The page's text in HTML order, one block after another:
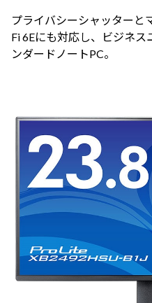
プライバシーシャッターと
Fi 6Eにも対応し、ビジネス
ンダードノートPC。